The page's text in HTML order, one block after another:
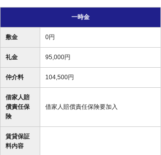
一時金
敷金 0円
礼金 95,000円
仲介料 104,500円
借家人賠
償責任保
険
借家人賠償責任保険要加入
賃貸保証
料内容